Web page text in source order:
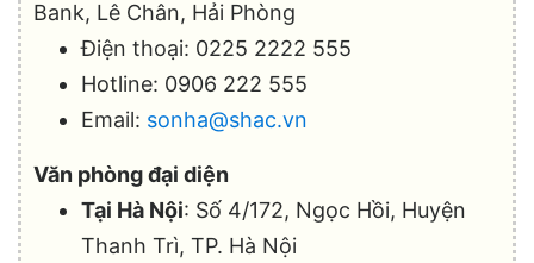
Bank, Lê Chân, Hải Phòng
Điện thoại: 0225 2222 555
Hotline: 0906 222 555
Email: sonha@shac.vn
Văn phòng đại diện
Tại Hà Nội: Số 4/172, Ngọc Hồi, Huyện
Thanh Trì, TP. Hà Nội